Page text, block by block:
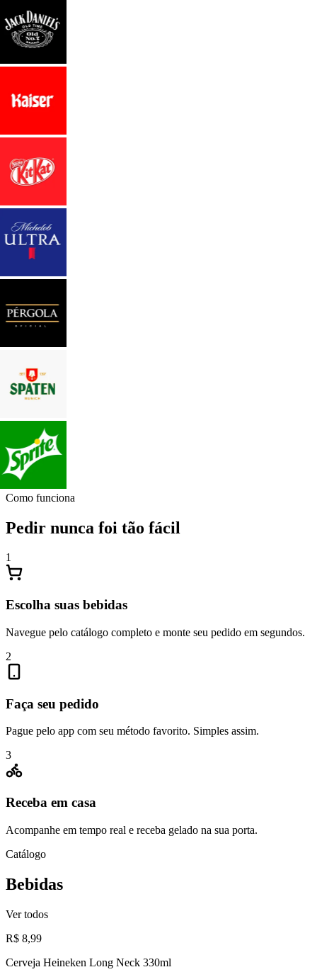
Como funciona
Pedir nunca foi tão fácil
1
Escolha suas bebidas
Navegue pelo catálogo completo e monte seu pedido em segundos.
2
Faça seu pedido
Pague pelo app com seu método favorito. Simples assim.
3
Receba em casa
Acompanhe em tempo real e receba gelado na sua porta.
Catálogo
Bebidas
Ver todos
R$ 8,99
Cerveja Heineken Long Neck 330ml